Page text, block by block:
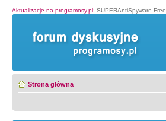
Aktualizacje na programosy.pl: SUPERAntiSpyware Free
Strona główna